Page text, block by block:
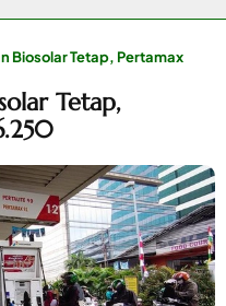
Biosolar Tetap, Pertamax
Tetap,